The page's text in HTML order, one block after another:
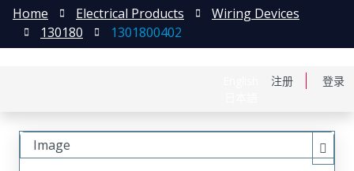
注册 登录
Home Electrical Products
Wiring Devices
130180
1301800402
Image